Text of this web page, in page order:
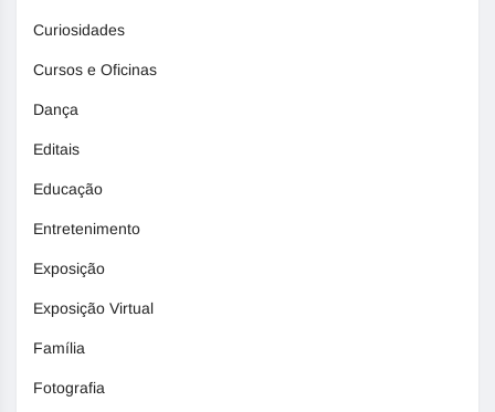
Curiosidades
Cursos e Oficinas
Dança
Editais
Educação
Entretenimento
Exposição
Exposição Virtual
Família
Fotografia